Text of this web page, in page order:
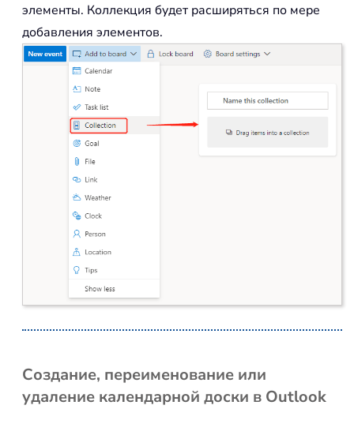
элементы. Коллекция будет расширяться по мере
добавления элементов.
Создание, переименование или
удаление календарной доски в Outlook